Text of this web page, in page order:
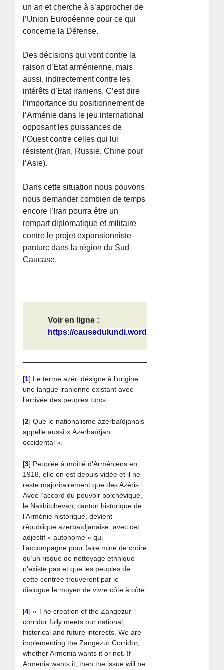
un an et cherche à s’approcher de
l’Union Européenne pour ce qui
concerne la Défense.
Des décisions qui vont contre la
raison d’Etat arménienne, mais
aussi, indirectement contre les
intérêts d’Etat iraniens. C’est dire
l’importance du positionnement de
l’Arménie dans le jeu international
opposant les puissances de
l’Ouest contre celles qui lui
résistent (Iran, Russie, Chine pour
l’Asie).
Dans cette situation nous pouvons
nous demander combien de temps
encore l’Iran pourra être un
rempart diplomatique et militaire
contre le projet expansionniste
panturc dans la région du Sud
Caucase.
Voir en ligne :
https://causedulundi.wordpress.com/...
[1] Le terme azéri désigne à l’origine
une langue iranienne existant avec
l’arrivée des peuples turcs.
[2]Que le nationalisme azerbaïdjanais
appelle aussi « Azerbaïdjan
occidental ».
[3] Peuplée à moitié d’Arméniens en
1918, elle en est depuis vidée et il ne
reste majoritairement que des Azéris.
Avec l’accord du pouvoir bolchévique,
le Nakhitchevan, canton historique de
l’Arménie historique, devient
république azerbaïdjanaise, avec cet
adjectif « autonome » qui
l’accompagne pour faire mine de croire
qu’un risque de nettoyage ethnique
n’existe pas et que les peuples de
cette contrée trouveront par le
dialogue le moyen de vivre côte à côte.
[4]« The creation of the Zangezur
corridor fully meets our national,
historical and future interests. We are
implementing the Zangezur Corridor,
whether Armenia wants it or not. If
Armenia wants it, then the issue will be